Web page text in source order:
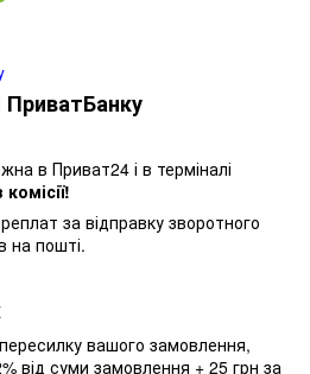
ПриватБанку
в Приват24 і в терміналі
комісії!
за відправку зворотного
на пошті.
вашого замовлення,
від суми замовлення + 25 грн за